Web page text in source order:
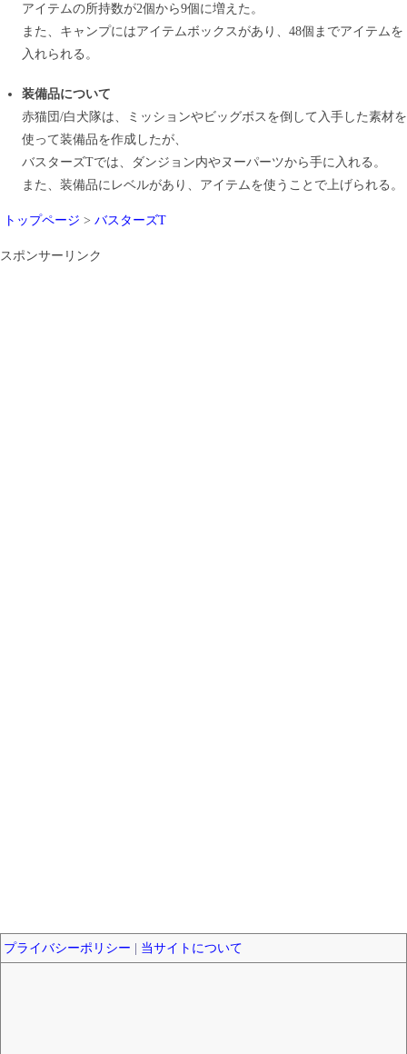
アイテムの所持数が2個から9個に増えた。
また、キャンプにはアイテムボックスがあり、48個までアイテムを
入れられる。
装備品について
赤猫団/白犬隊は、ミッションやビッグボスを倒して入手した素材を
使って装備品を作成したが、
バスターズTでは、ダンジョン内やヌーパーツから手に入れる。
また、装備品にレベルがあり、アイテムを使うことで上げられる。
トップページ > バスターズT
スポンサーリンク
プライバシーポリシー 当サイトについて